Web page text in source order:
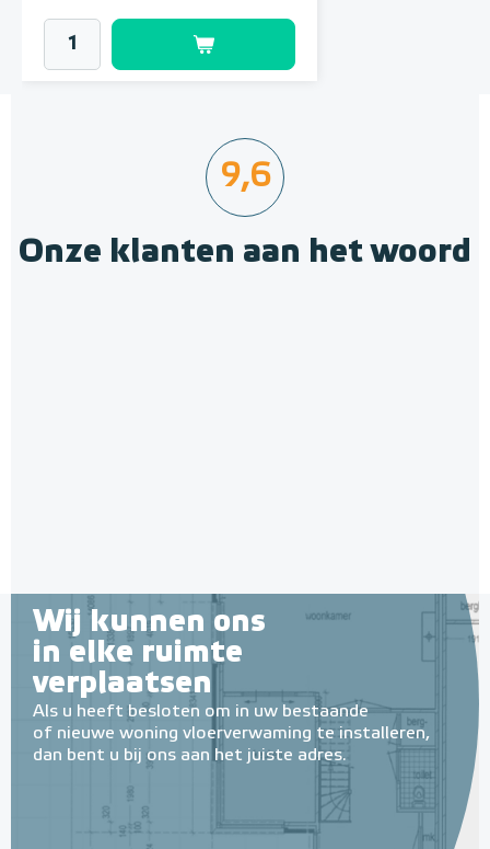
9,6
Onze klanten aan het woord
Wij kunnen ons
in elke ruimte
verplaatsen
Als u heeft besloten om in uw bestaande
of nieuwe woning vloerverwaming te installeren,
dan bent u bij ons aan het juiste adres.